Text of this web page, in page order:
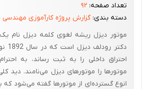
کردن مهره ها کپه به آسانی از شاتون
فیبری یا قسمت چوبی چکش معمولی می
کپه پائینی شاتون را بیرون کشید و اگر
ضربه خفیف به دو طرف ، آنرا از شاتون جدا
شاتون بسمت خارج پیستون شماره یک را
روی شاتون می بندد و بهمین ترتیب بقیه
تعداد صفحه: ۹۲
دسته بندی: گزارش پروژه کارآموزی مهندسی
موتور دیزل ریشه لغوی کلمه دیزل نام یک
احتراق داخلی را به ثبت رساند، به
موتورها را موتورهای دیزل می‌نامند. دید
انوع گسترده‌ای از موتورها گفته می‌شود که